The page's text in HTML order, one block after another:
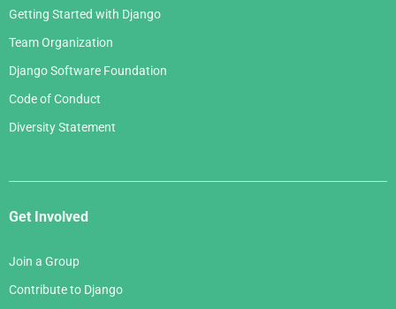
Getting Started with Django
Team Organization
Django Software Foundation
Code of Conduct
Diversity Statement
Get Involved
Join a Group
Contribute to Django